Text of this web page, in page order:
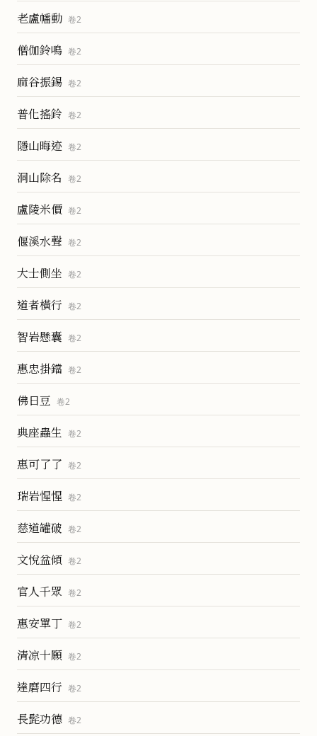
老盧幡動 卷2
僧伽鈴鳴 卷2
麻谷振錫 卷2
普化搖鈴 卷2
隱山晦迹 卷2
洞山除名 卷2
盧陵米價 卷2
偃溪水聲 卷2
大士側坐 卷2
道者橫行 卷2
智岩懸囊 卷2
惠忠掛鐺 卷2
佛日豆 卷2
典座蟲生 卷2
惠可了了 卷2
瑞岩惺惺 卷2
慈道罐破 卷2
文悅盆傾 卷2
官人千眾 卷2
惠安單丁 卷2
清凉十願 卷2
達磨四行 卷2
長髭功德 卷2